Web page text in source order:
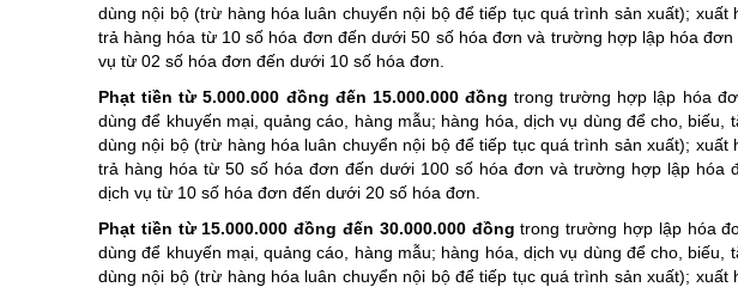
dùng nội bộ (trừ hàng hóa luân chuyển nội bộ để tiếp tục quá trình sản xuất);
trả hàng hóa từ 10 số hóa đơn đến dưới 50 số hóa đơn và trường hợp lập hóa
vụ từ 02 số hóa đơn đến dưới 10 số hóa đơn.
Phạt tiền từ 5.000.000 đồng đến 15.000.000 đồng trong trường hợp lập hóa
dùng để khuyến mại, quảng cáo, hàng mẫu; hàng hóa, dịch vụ dùng để cho,
dùng nội bộ (trừ hàng hóa luân chuyển nội bộ để tiếp tục quá trình sản xuất);
trả hàng hóa từ 50 số hóa đơn đến dưới 100 số hóa đơn và trường hợp lập hóa
dịch vụ từ 10 số hóa đơn đến dưới 20 số hóa đơn.
Phạt tiền từ 15.000.000 đồng đến 30.000.000 đồng trong trường hợp lập hóa
dùng để khuyến mại, quảng cáo, hàng mẫu; hàng hóa, dịch vụ dùng để cho,
dùng nội bộ (trừ hàng hóa luân chuyển nội bộ để tiếp tục quá trình sản xuất);